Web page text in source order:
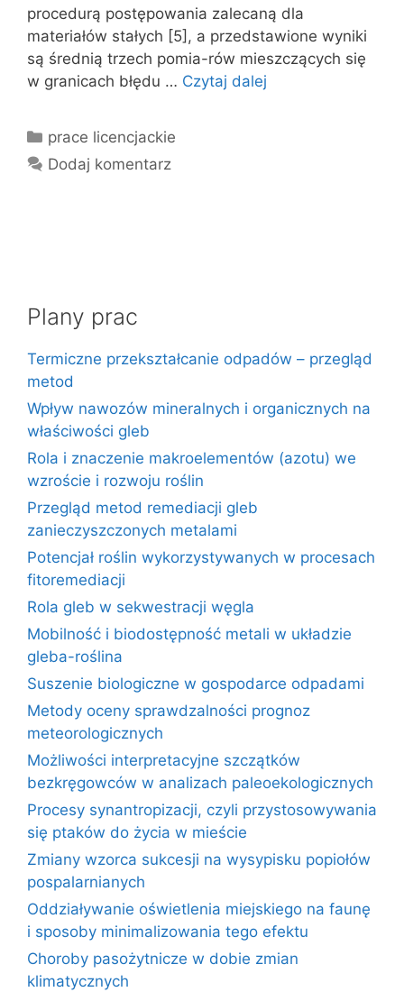
procedurą postępowania zalecaną dla
materiałów stałych [5], a przedstawione wyniki
są średnią trzech pomia-rów mieszczących się
w granicach błędu … Czytaj dalej
Kategorie
prace licencjackie
Dodaj komentarz
Plany prac
Termiczne przekształcanie odpadów – przegląd
metod
Wpływ nawozów mineralnych i organicznych na
właściwości gleb
Rola i znaczenie makroelementów (azotu) we
wzroście i rozwoju roślin
Przegląd metod remediacji gleb
zanieczyszczonych metalami
Potencjał roślin wykorzystywanych w procesach
fitoremediacji
Rola gleb w sekwestracji węgla
Mobilność i biodostępność metali w układzie
gleba-roślina
Suszenie biologiczne w gospodarce odpadami
Metody oceny sprawdzalności prognoz
meteorologicznych
Możliwości interpretacyjne szczątków
bezkręgowców w analizach paleoekologicznych
Procesy synantropizacji, czyli przystosowywania
się ptaków do życia w mieście
Zmiany wzorca sukcesji na wysypisku popiołów
pospalarnianych
Oddziaływanie oświetlenia miejskiego na faunę
i sposoby minimalizowania tego efektu
Choroby pasożytnicze w dobie zmian
klimatycznych